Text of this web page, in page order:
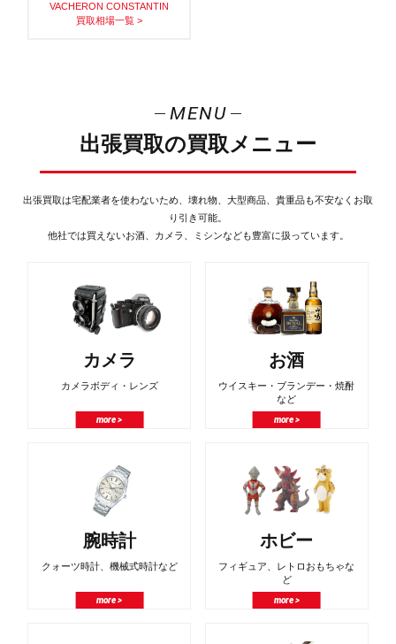
VACHERON CONSTANTIN
買取相場一覧 >
MENU
出張買取の買取メニュー
出張買取は宅配業者を使わないため、壊れ物、大型商品、貴重品も不安なくお取
り引き可能。
他社では買えないお酒、カメラ、ミシンなども豊富に扱っています。
カメラ
カメラボディ・レンズ
more >
お酒
ウイスキー・ブランデー・焼酎
など
more >
腕時計
クォーツ時計、機械式時計など
more >
ホビー
フィギュア、レトロおもちゃな
ど
more >